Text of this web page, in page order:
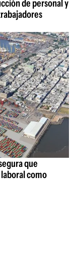
de personal y
que
como